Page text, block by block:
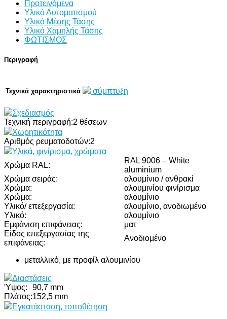
Προτεινόμενα
Υλικό Αυτοματισμού
Υλικό Μέσης Τάσης
Υλικό Χαμηλής Τάσης
ΦΩΤΙΣΜΟΣ
Περιγραφή
Τεχνικά χαρακτηριστικά σύμπτυξη
Σχεδιασμός
Τεχνική περιγραφή:2 θέσεων
Χωρητικότητα
Αριθμός ρευματοδοτών:2
Υλικά, φινίρισμα, χρώματα
Χρώμα RAL:
RAL 9006 – White
aluminium
Χρώμα σειράς:
αλουμίνιο / ανθρακί
Χρώμα:
αλουμινίου φινίρισμα
Χρώμα:
αλουμίνιο
Υλικό/ επεξεργασία:
αλουμίνιο, ανοδιωμένο
Υλικό:
αλουμίνιο
Εμφάνιση επιφάνειας:
ματ
Είδος επεξεργασίας της
επιφάνειας:
Ανοδιομένο
μεταλλικό, με προφίλ αλουμινίου
Διαστάσεις
Ύψος:
90,7 mm
Πλάτος:152,5 mm
Εγκατάσταση, τοποθέτηση